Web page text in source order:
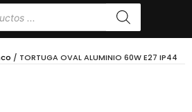
/ TORTUGA OVAL ALUMINIO 60W E27 IP44